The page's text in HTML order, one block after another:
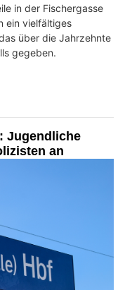
in der Fischergasse
ein vielfältiges
über die Jahrzehnte
gegeben.
Jugendliche
an